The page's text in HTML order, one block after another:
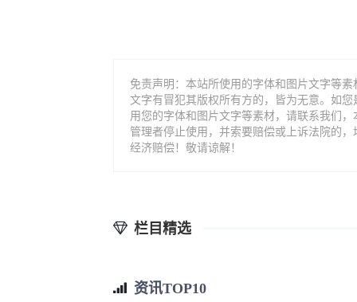
免责声明：本站所使用的字体和图片文字等
文字有冒犯其版权所有方的，皆为无意。如
用您的字体和图片文字等素材，请联系我们
管理者停止使用，并索要赔偿或上诉法院的
经济赔偿！敬请谅解！
栏目精选
资讯TOP10